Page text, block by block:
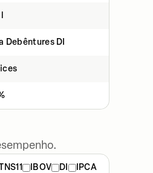
Debêntures DI
IBOV DI
IPCA